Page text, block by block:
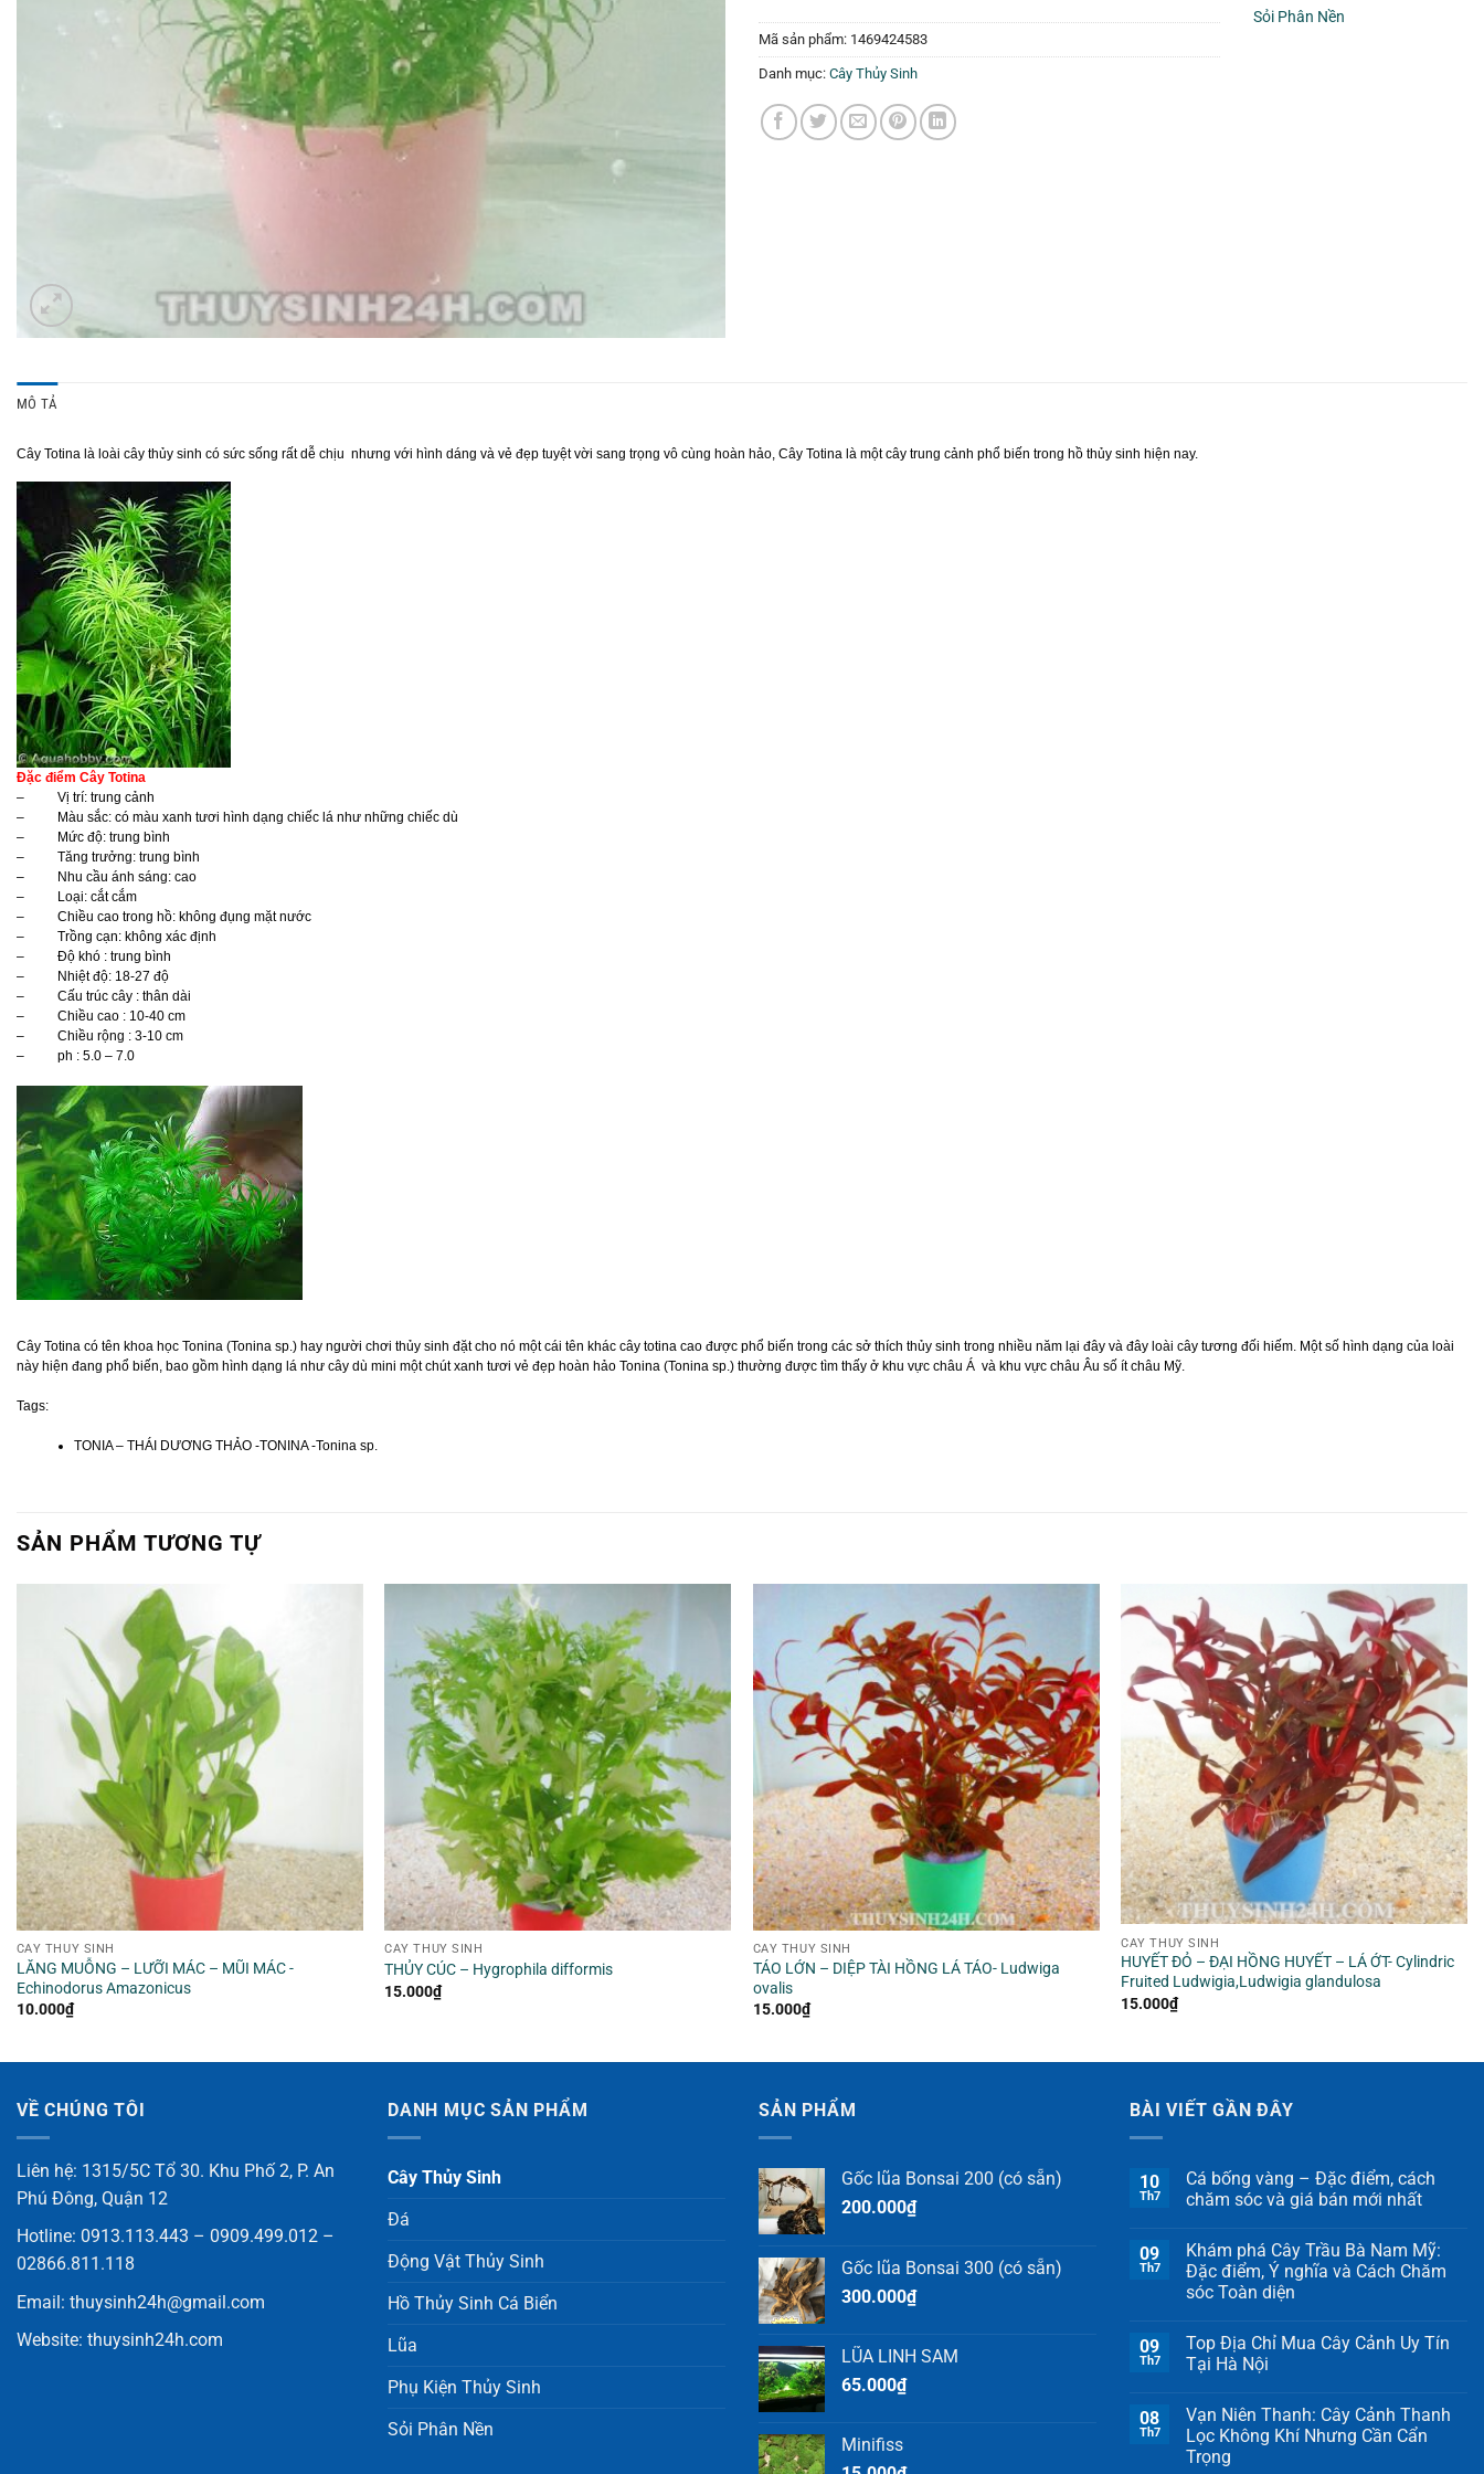
Mã sản phẩm: 1469424583
Danh mục: Cây Thủy Sinh
Sỏi Phân Nền
MÔ TẢ
Cây Totina là loài cây thủy sinh có sức sống rất dễ chịu nhưng với hình dáng và vẻ đẹp tuyệt vời sang trọng vô cùng hoàn hảo, Cây Totina là một cây trung cảnh phổ biến trong hồ thủy sinh hiện nay.
Đặc điểm Cây Totina
– Vị trí: trung cảnh
– Màu sắc: có màu xanh tươi hình dạng chiếc lá như những chiếc dù
– Mức độ: trung bình
– Tăng trưởng: trung bình
– Nhu cầu ánh sáng: cao
– Loại: cắt cắm
– Chiều cao trong hồ: không đụng mặt nước
– Trồng cạn: không xác định
– Độ khó : trung bình
– Nhiệt độ: 18-27 độ
– Cấu trúc cây : thân dài
– Chiều cao : 10-40 cm
– Chiều rộng : 3-10 cm
– ph : 5.0 – 7.0
Cây Totina có tên khoa học Tonina (Tonina sp.) hay người chơi thủy sinh đặt cho nó một cái tên khác cây totina cao được phổ biến trong các sở thích thủy sinh trong nhiều năm lại đây và đây loài cây tương đối hiếm. Một số hình dạng của loài
này hiện đang phổ biến, bao gồm hình dạng lá như cây dù mini một chút xanh tươi vẻ đẹp hoàn hảo Tonina (Tonina sp.) thường được tìm thấy ở khu vực châu Á và khu vực châu Âu số ít châu Mỹ.
Tags:
TONIA – THÁI DƯƠNG THẢO -TONINA -Tonina sp.
SẢN PHẨM TƯƠNG TỰ
CÂY THỦY SINH
LĂNG MUỖNG – LƯỠI MÁC – MŨI MÁC -
Echinodorus Amazonicus
10.000₫
CÂY THỦY SINH
THỦY CÚC – Hygrophila difformis
15.000₫
CÂY THỦY SINH
TÁO LỚN – DIỆP TÀI HỒNG LÁ TÁO- Ludwiga
ovalis
15.000₫
CÂY THỦY SINH
HUYẾT ĐỎ – ĐẠI HỒNG HUYẾT – LÁ ỚT- Cylindric
Fruited Ludwigia,Ludwigia glandulosa
15.000₫
VỀ CHÚNG TÔI
Liên hệ: 1315/5C Tổ 30. Khu Phố 2, P. An
Phú Đông, Quận 12
Hotline: 0913.113.443 – 0909.499.012 –
02866.811.118
Email: thuysinh24h@gmail.com
Website: thuysinh24h.com
DANH MỤC SẢN PHẨM
Cây Thủy Sinh
Đá
Động Vật Thủy Sinh
Hồ Thủy Sinh Cá Biển
Lũa
Phụ Kiện Thủy Sinh
Sỏi Phân Nền
SẢN PHẨM
Gốc lũa Bonsai 200 (có sẵn)
200.000₫
Gốc lũa Bonsai 300 (có sẵn)
300.000₫
LŨA LINH SAM
65.000₫
Minifiss
BÀI VIẾT GẦN ĐÂY
10
Th7
Cá bống vàng – Đặc điểm, cách
chăm sóc và giá bán mới nhất
09
Th7
Khám phá Cây Trầu Bà Nam Mỹ:
Đặc điểm, Ý nghĩa và Cách Chăm
sóc Toàn diện
09
Th7
Top Địa Chỉ Mua Cây Cảnh Uy Tín
Tại Hà Nội
08
Th7
Vạn Niên Thanh: Cây Cảnh Thanh
Lọc Không Khí Nhưng Cần Cẩn
Trọng